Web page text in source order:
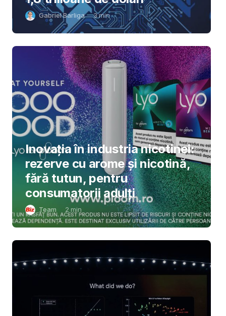
Gabriel Barliga 3min
Inovația în industria nicotinei:
rezerve cu arome și nicotină,
fără tutun, pentru
consumatorii adulți
Team 2 min